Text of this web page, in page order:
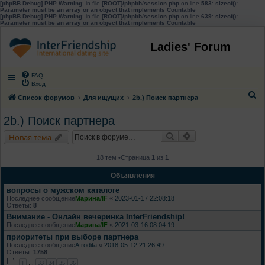
[phpBB Debug] PHP Warning: in file [ROOT]/phpbb/session.php on line 583: sizeof():
Parameter must be an array or an object that implements Countable
[phpBB Debug] PHP Warning: in file [ROOT]/phpbb/session.php on line 639: sizeof():
Parameter must be an array or an object that implements Countable
Ladies' Forum
FAQ
Вход
Список форумов Для ищущих 2b.) Поиск партнера
2b.) Поиск партнера
Новая тема Поиск
18 тем •Страница 1 из 1
Объявления
вопросы о мужском каталоге
Последнее сообщениеМарина/IF « 2023-01-17 22:08:18
Ответы: 8
Внимание - Онлайн вечеринка InterFriendship!
Последнее сообщениеМарина/IF « 2021-03-16 08:04:19
приоритеты при выборе партнера
Последнее сообщениеAfrodita « 2018-05-12 21:26:49
Ответы: 1758
1 … 33 34 35 36